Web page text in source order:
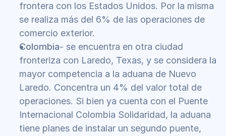
frontera con los Estados Unidos. Por la misma
se realiza más del 6% de las operaciones de
comercio exterior.
Colombia- se encuentra en otra ciudad
fronteriza con Laredo, Texas, y se considera la
mayor competencia a la aduana de Nuevo
Laredo. Concentra un 4% del valor total de
operaciones. Si bien ya cuenta con el Puente
Internacional Colombia Solidaridad, la aduana
tiene planes de instalar un segundo puente,